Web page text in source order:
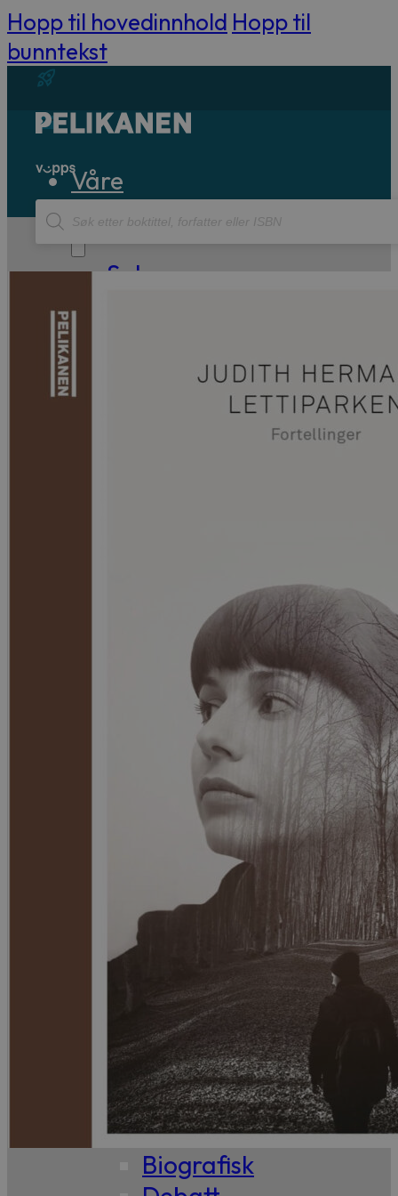
Hopp til hovedinnhold Hopp til
bunntekst
Våre
bøker
Sakprosa
Debatt
Roman
Tegneserier
— kvalitetslitteratur
bøker
Sakprosa
Biografisk
Products
search